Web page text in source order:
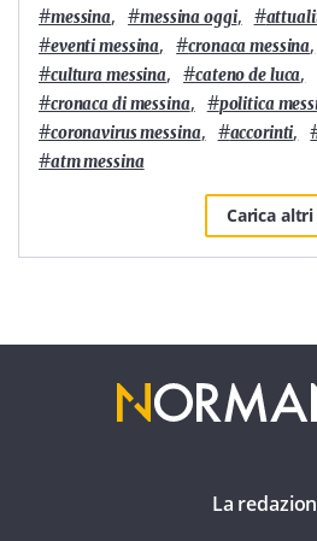
#messina, #messina oggi, #
#eventi messina, #cronaca messina,
#cultura messina, #cateno de luca,
#cronaca di messina, #politica
#coronavirus messina, #accorinti,
#atm messina
Carica altri
La